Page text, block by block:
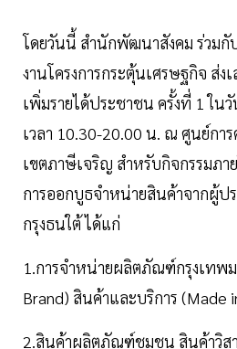
โดยวันนี้ สำนักพัฒนาสังคม ร่วมกั
งานโครงการกระตุ้นเศรษฐกิจ ส่ง
เพิ่มรายได้ประชาชน ครั้งที่ 1 ใน
เวลา 10.30-20.00 น. ณ ศูนย์กา
เขตภาษีเจริญ สำหรับกิจกรรมภา
การออกบูธจำหน่ายสินค้าจากผู้ป
กรุงธนใต้ ได้แก่
1.การจำหน่ายผลิตภัณฑ์กรุงเทพ
Brand) สินค้าและบริการ (Made
2.สินค้าผลิตภัณฑ์ชุมชน สินค้าวิส